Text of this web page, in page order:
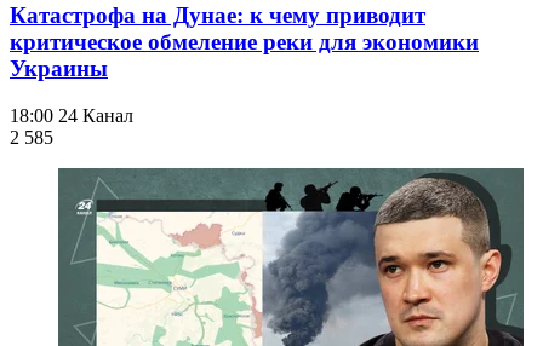
Катастрофа на Дунае: к чему приводит
критическое обмеление реки для экономики
Украины
18:00 24 Канал
2 585